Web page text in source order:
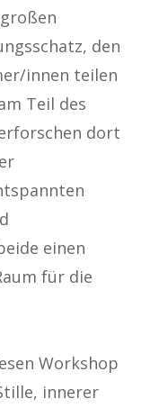
den
innen teilen
Teil des
dort
einen
für die
Workshop
innerer